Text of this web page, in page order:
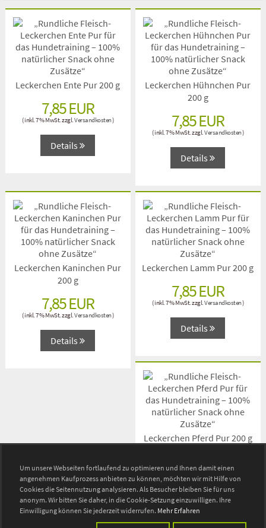
Um unsere Webseiten fortlaufend zu optimieren und Ihnen damit einen
angenehmen Kaufprozess anbieten zu können, möchten wir mit Hilfe von
Cookies die Seitennutzung analysieren. Als Besucher bleiben Sie für uns
anonym. Wir bitten Sie daher, in die Cookie-Setzung einzuwilligen. Ihre
Einwilligung können Sie jederzeit widerrufen. Mehr Erfahren
Ente
Wild
Wunschtüte Flocken Mix
Trocken Barf Katze
Rind
Kaninchen
Ziege
Wild
Fisch
Barf Zutaten
Trockenobst
Beruhigung, Stress
Bewegung, Gelenke
Leckerchen Ente Pur 200 g
7,85 EUR
( inkl. 7 % MwSt. zzgl.Versandkosten)
Details
Leckerchen Hühnchen Pur
200 g
7,85 EUR
( inkl. 7 % MwSt. zzgl.Versandkosten)
Details
Leckerchen Kaninchen Pur
200 g
7,85 EUR
( inkl. 7 % MwSt. zzgl.Versandkosten)
Details
Leckerchen Lamm Pur 200 g
7,85 EUR
( inkl. 7 % MwSt. zzgl.Versandkosten)
Details
Leckerchen Pferd Pur 200 g
7,85 EUR
( inkl. 7 % MwSt. zzgl.Versandkosten
Details